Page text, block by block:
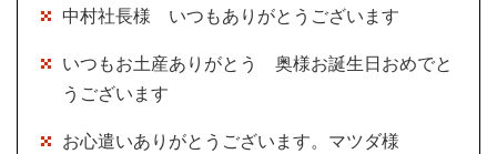
中村社長様 いつもありがとうございます
いつもお土産ありがとう 奥様お誕生日おめでと
うございます
お心遣いありがとうございます。マツダ様